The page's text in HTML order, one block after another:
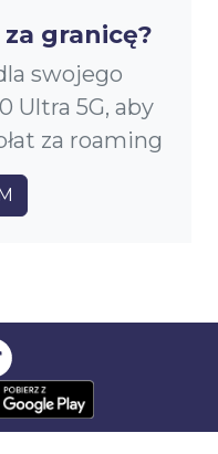
granicę?
swojego
Ultra 5G, aby
za roaming